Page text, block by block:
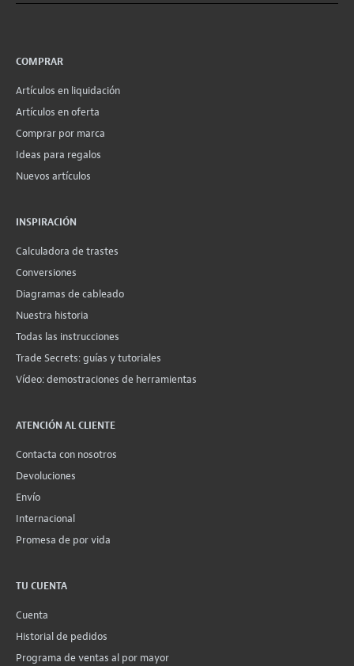
COMPRAR
Artículos en liquidación
Artículos en oferta
Comprar por marca
Ideas para regalos
Nuevos artículos
INSPIRACIÓN
Calculadora de trastes
Conversiones
Diagramas de cableado
Nuestra historia
Todas las instrucciones
Trade Secrets: guías y tutoriales
Vídeo: demostraciones de herramientas
ATENCIÓN AL CLIENTE
Contacta con nosotros
Devoluciones
Envío
Internacional
Promesa de por vida
TU CUENTA
Cuenta
Historial de pedidos
Programa de ventas al por mayor